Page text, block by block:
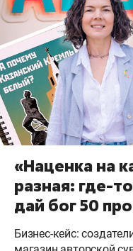
«Наценка на
разная: где-
дай бог 50
Бизнес-кейс: